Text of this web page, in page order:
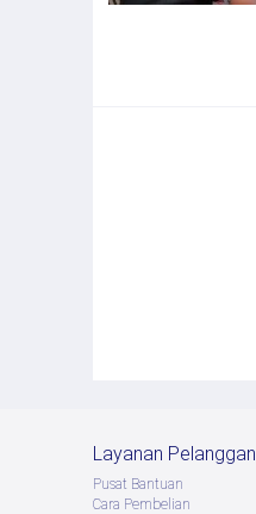
Layanan Pelanggan
Pusat Bantuan
Cara Pembelian